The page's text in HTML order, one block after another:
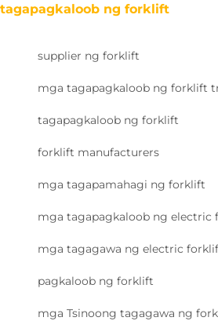
tagapagkaloob ng forklift
supplier ng forklift
mga tagapagkaloob ng forklift
tagapagkaloob ng forklift
forklift manufacturers
mga tagapamahagi ng forklift
mga tagapagkaloob ng electric
mga tagagawa ng electric
pagkaloob ng forklift
mga Tsinoong tagagawa ng